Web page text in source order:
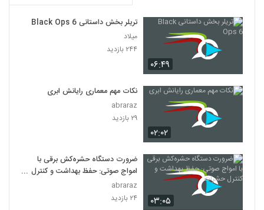
۰۶:۴۹
تریلر بخش داستانی Black Ops 6
میلاد
۲۴۴ بازدید
۰۲:۰۲
نکات مهم معماری رایانش ابری
abraraz
۲۹ بازدید
۰۳:۰۵
ضرورت دستگاه حشره‌کش برقی با
امواج صوتی: حفظ بهداشت و کنترل
حشرات
abraraz
۲۴ بازدید